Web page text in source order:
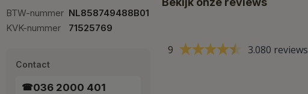
BTW-nummer NL858749488B01
KVK-nummer
71525769
Contact
☎036 2000 401
9 3.080 reviews